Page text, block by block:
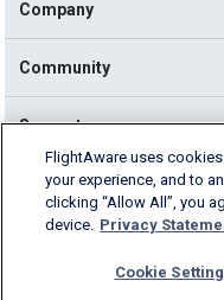
Company
Community
Support
English (USA)
2026 FlightAware
FlightAware uses
your experience, and to
clicking “Allow All”, you
device. Privacy
Cookie